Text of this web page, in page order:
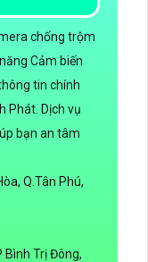
chống trộm
Cảm biến
tin chính
Phát. Dịch vụ
bạn an tâm
Q.Tân Phú,
Bình Trị Đông,